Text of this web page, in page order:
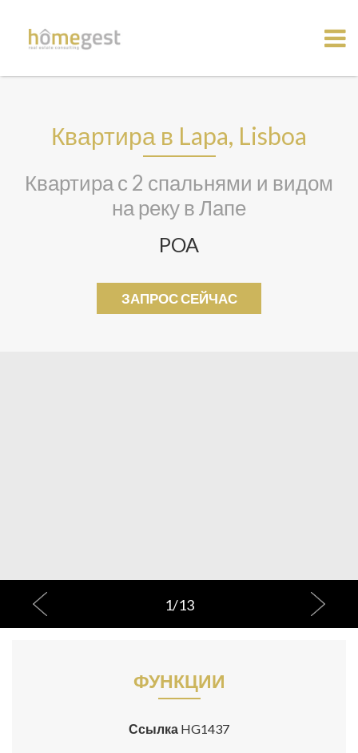
Квартира в Lapa, Lisboa
Квартира с 2 спальнями и видом
на реку в Лапе
POA
ЗАПРОС СЕЙЧАС
1/13
ФУНКЦИИ
Ссылка HG1437